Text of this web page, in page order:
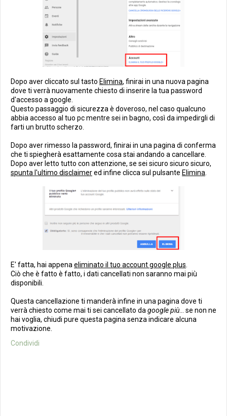
Dopo aver cliccato sul tasto Elimina, finirai in una nuova pagina
dove ti verrà nuovamente chiesto di inserire la tua password
d'accesso a google.
Questo passaggio di sicurezza è doveroso, nel caso qualcuno
abbia accesso al tuo pc mentre sei in bagno, così da impedirgli di
farti un brutto scherzo.
Dopo aver rimesso la password, finirai in una pagina di conferma
che ti spiegherà esattamente cosa stai andando a cancellare.
Dopo aver letto tutto con attenzione, se sei sicuro sicuro sicuro,
spunta l'ultimo disclaimered infine clicca sul pulsante Elimina
E' fatta, hai appena eliminato il tuo account google plus
Ciò che è fatto è fatto, i dati cancellati non saranno mai più
disponibili.
Questa cancellazione ti manderà infine in una pagina dove ti
verrà chiesto come mai ti sei cancellato da google più ... se non ne
hai voglia, chiudi pure questa pagina senza indicare alcuna
motivazione.
Condividi